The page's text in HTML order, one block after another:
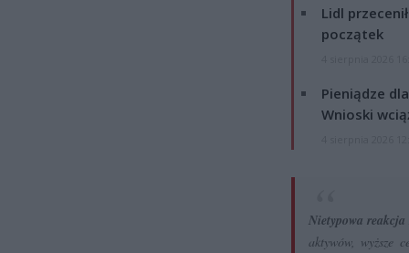
Lidl
początek
Pieniądze
Wnioski
Nietypowa
aktywów, wyższe